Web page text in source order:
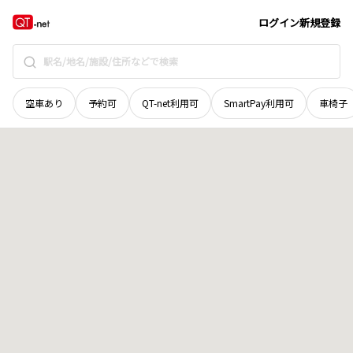
ログイン新規登録
空車あり 予約可 QT-net利用可 SmartPay利用可 車椅子
愛媛県